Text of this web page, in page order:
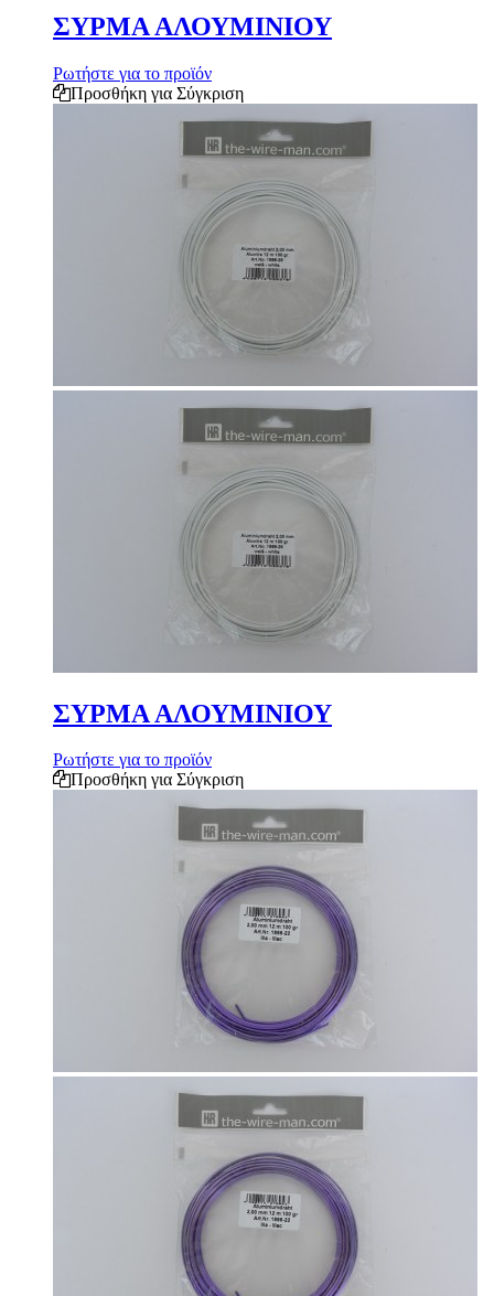
ΣΥΡΜΑ ΑΛΟΥΜΙΝΙΟΥ
Ρωτήστε για το προϊόν
Προσθήκη για Σύγκριση
ΣΥΡΜΑ ΑΛΟΥΜΙΝΙΟΥ
Ρωτήστε για το προϊόν
Προσθήκη για Σύγκριση